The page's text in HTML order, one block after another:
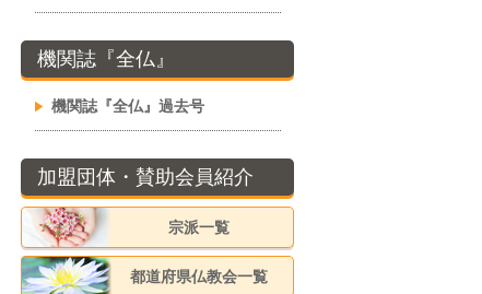
機関誌『全仏』
機関誌『全仏』過去号
加盟団体・賛助会員紹介
宗派一覧
都道府県仏教会一覧